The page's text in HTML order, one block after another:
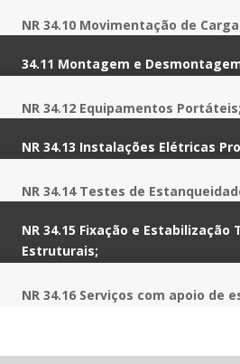
NR34.10 Movimentação de
34.11 Montagem e
NR 34.12 Equipamentos Portáteis;
NR 34.13 Instalações Elétricas
NR 34.14 Testes de
NR 34.15 Fixação e
Estruturais;
NR 34.16 Serviços com apoio